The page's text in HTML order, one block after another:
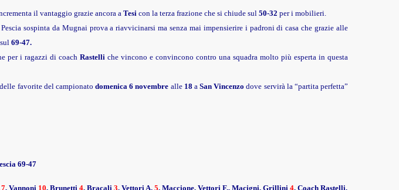
il vantaggio grazie ancora aTesi con la terza frazione che si chiude sul 50-32 per i mobilieri.
sospinta da Mugnai prova a riavvicinarsi ma senza mai impensierire i padroni di casa che grazie alle
69-47.
per i ragazzi di coach Rastelli che vincono e convincono contro una squadra molto più esperta in questa
favorite del campionatodomenica 6 novembre alle18 aSan Vincenzo dove servirà la “partita perfetta”
69-47
, Vannoni 10, Brunetti 4, Bracali 3, Vettori A. 5, Maccione, Vettori F., Macigni, Grillini 4. Coach Rastelli.